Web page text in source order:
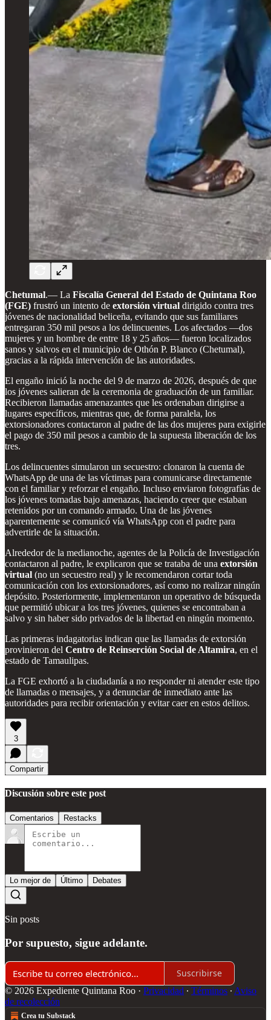
Chetumal.— La Fiscalía General del Estado de Quintana Roo
(FGE) frustró un intento de extorsión virtual dirigido contra tres
jóvenes de nacionalidad beliceña, evitando que sus familiares
entregaran 350 mil pesos a los delincuentes. Los afectados —dos
mujeres y un hombre de entre 18 y 25 años— fueron localizados
sanos y salvos en el municipio de Othón P. Blanco (Chetumal),
gracias a la rápida intervención de las autoridades.
El engaño inició la noche del 9 de marzo de 2026, después de que
los jóvenes salieran de la ceremonia de graduación de un familiar.
Recibieron llamadas amenazantes que les ordenaban dirigirse a
lugares específicos, mientras que, de forma paralela, los
extorsionadores contactaron al padre de las dos mujeres para exigirle
el pago de 350 mil pesos a cambio de la supuesta liberación de los
tres.
Los delincuentes simularon un secuestro: clonaron la cuenta de
WhatsApp de una de las víctimas para comunicarse directamente
con el familiar y reforzar el engaño. Incluso enviaron fotografías de
los jóvenes tomadas bajo amenazas, haciendo creer que estaban
retenidos por un comando armado. Una de las jóvenes
aparentemente se comunicó vía WhatsApp con el padre para
advertirle de la situación.
Alrededor de la medianoche, agentes de la Policía de Investigación
contactaron al padre, le explicaron que se trataba de una extorsión
virtual (no un secuestro real) y le recomendaron cortar toda
comunicación con los extorsionadores, así como no realizar ningún
depósito. Posteriormente, implementaron un operativo de búsqueda
que permitió ubicar a los tres jóvenes, quienes se encontraban a
salvo y sin haber sido privados de la libertad en ningún momento.
Las primeras indagatorias indican que las llamadas de extorsión
provinieron del Centro de Reinserción Social de Altamira, en el
estado de Tamaulipas.
La FGE exhortó a la ciudadanía a no responder ni atender este tipo
de llamadas o mensajes, y a denunciar de inmediato ante las
autoridades para recibir orientación y evitar caer en estos delitos.
3
Compartir
Discusión sobre este post
Comentarios Restacks
Lo mejor de Último Debates
Sin posts
Por supuesto, sigue adelante.
Suscribirse
© 2026 Expediente Quintana Roo · Privacidad ∙ Términos ∙ Aviso
de recolección
Crea tu Substack